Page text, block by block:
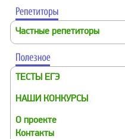
Частные репетиторы
ТЕСТЫ ЕГЭ
НАШИ КОНКУРСЫ
О проекте
Контакты